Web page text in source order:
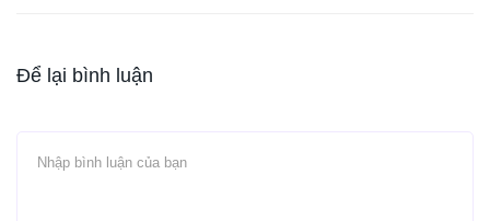
Để lại bình luận